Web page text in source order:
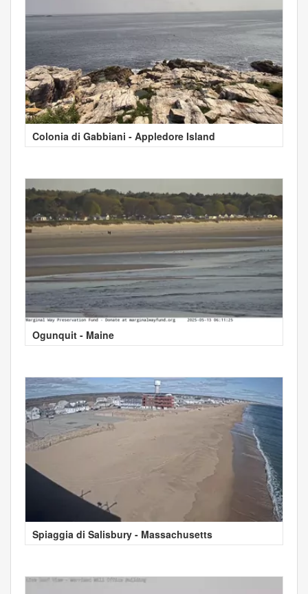
Colonia di Gabbiani - Appledore Island
Ogunquit - Maine
Spiaggia di Salisbury - Massachusetts